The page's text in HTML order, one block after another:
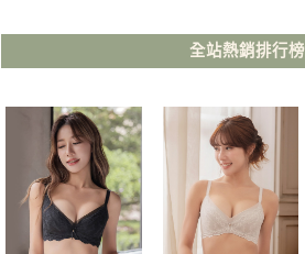
全站熱銷排行榜